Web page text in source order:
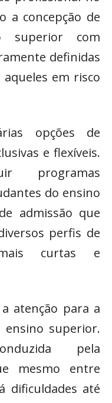
a concepção de
superior com
definidas
em risco
opções de
e flexíveis.
programas
do ensino
admissão que
perfis de
curtas e
atenção para a
ensino superior.
pela
mesmo entre
dificuldades até